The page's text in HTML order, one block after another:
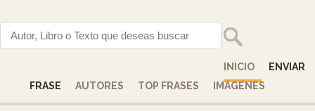
INICIO
ENVIAR
FRASE
AUTORES TOP FRASES IMÁGENES